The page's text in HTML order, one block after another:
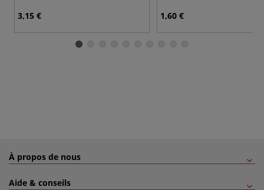
3,15 € 1,60 €
À propos de nous
Aide & conseils